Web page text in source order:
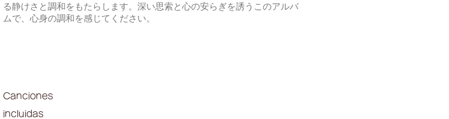
る静けさと調和をもたらします。深い思索と心の安らぎを誘うこのアルバ
ムで、心身の調和を感じてください。
Canciones
incluidas